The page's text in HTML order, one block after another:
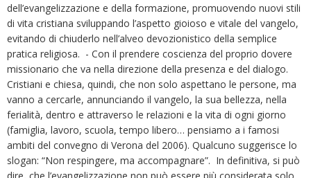
dell’evangelizzazione e della formazione, promuovendo nuovi stili
di vita cristiana sviluppando l’aspetto gioioso e vitale del vangelo,
evitando di chiuderlo nell’alveo devozionistico della semplice
pratica religiosa. - Con il prendere coscienza del proprio dovere
missionario che va nella direzione della presenza e del dialogo.
Cristiani e chiesa, quindi, che non solo aspettano le persone, ma
vanno a cercarle, annunciando il vangelo, la sua bellezza, nella
ferialità, dentro e attraverso le relazioni e la vita di ogni giorno
(famiglia, lavoro, scuola, tempo libero… pensiamo a i famosi
ambiti del convegno di Verona del 2006). Qualcuno suggerisce lo
slogan: “Non respingere, ma accompagnare”. In definitiva, si può
dire, che l’evangelizzazione non può essere più considerata solo